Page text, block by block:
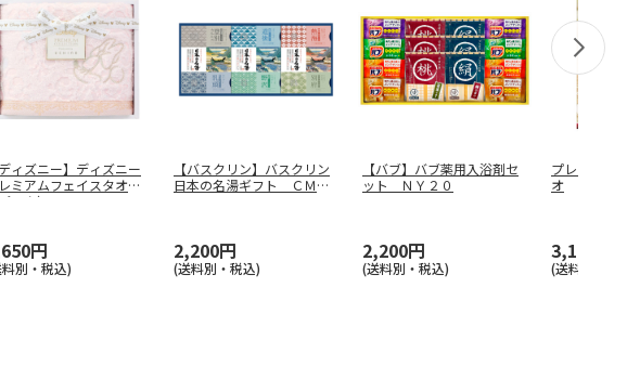
ディズニー】ディズニー
ミアムフェイスタオル
ピンク）
円
別・税込)
【バスクリン】バスクリン
日本の名湯ギフト ＣＭＯ
2,200円
(送料別・税込)
【バブ】バブ薬用入浴剤セ
ット ＮＹ２０
2,200円
(送料別・税込)
プレゼンテ
オ
3,190円
(送料別・税